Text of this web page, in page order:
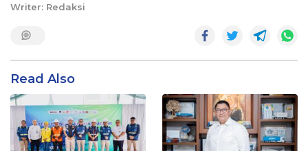
Writer: Redaksi
Read Also